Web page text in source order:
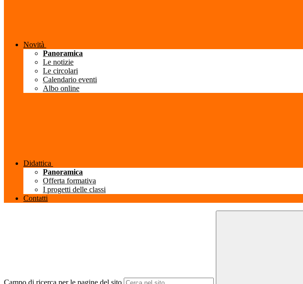
Novità
Panoramica
Le notizie
Le circolari
Calendario eventi
Albo online
Didattica
Panoramica
Offerta formativa
I progetti delle classi
Contatti